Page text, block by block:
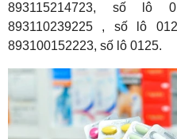
893115214723, số lô
893110239225 , số lô
893100152223, số lô 0125.